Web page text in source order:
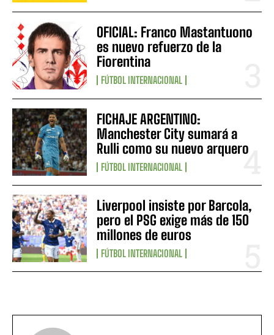
OFICIAL: Franco Mastantuono
es nuevo refuerzo de la
Fiorentina
FÚTBOL INTERNACIONAL
FICHAJE ARGENTINO:
Manchester City sumará a
Rulli como su nuevo arquero
FÚTBOL INTERNACIONAL
Liverpool insiste por Barcola,
pero el PSG exige más de 150
millones de euros
FÚTBOL INTERNACIONAL